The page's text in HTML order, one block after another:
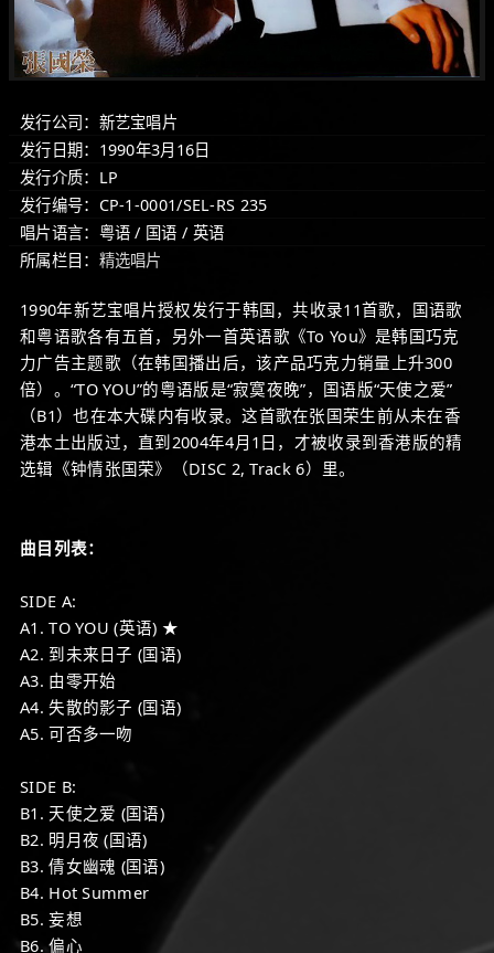
发行公司：新艺宝唱片
发行日期：1990年3月16日
发行介质：LP
发行编号：CP-1-0001/SEL-RS 235
唱片语言：粤语 / 国语 / 英语
所属栏目： 精选唱片
1990年新艺宝唱片授权发行于韩国，共收录11首歌，国语歌
和粤语歌各有五首，另外一首英语歌《To You》是韩国巧克
力广告主题歌（在韩国播出后，该产品巧克力销量上升300
倍）。“TO YOU”的粤语版是“寂寞夜晚”，国语版“天使之爱”
（B1）也在本大碟内有收录。这首歌在张国荣生前从未在香
港本土出版过，直到2004年4月1日，才被收录到香港版的精
选辑《钟情张国荣》（DISC 2, Track 6）里。
曲目列表：
SIDE A:
A1. TO YOU (英语) ★
A2. 到未来日子 (国语)
A3. 由零开始
A4. 失散的影子 (国语)
A5. 可否多一吻
SIDE B:
B1. 天使之爱 (国语)
B2. 明月夜 (国语)
B3. 倩女幽魂 (国语)
B4. Hot Summer
B5. 妄想
B6. 偏心